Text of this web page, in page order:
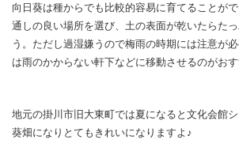
向日葵は種からでも比較的容易に育てることが
通しの良い場所を選び、土の表面が乾いたらた
う。ただし過湿嫌うので梅雨の時期には注意が
は雨のかからない軒下などに移動させるのがおす
地元の掛川市旧大東町では夏になると文化会館
葵畑になりとてもきれいになりますよ♪